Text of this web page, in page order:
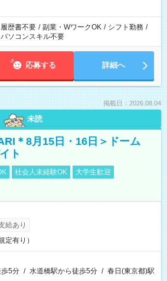
履歴書不要 / 副業・WワークOK / シフト勤務 /
パソコンスキル不要
応募する 詳細へ
掲載日：2026.08.04
未読
＊8月15日・16日＞ドーム
ト
社会人未経験OK
大学生歓迎
給あり
定有り）
5分 / 水道橋駅から徒歩5分 / 春日(東京都)駅